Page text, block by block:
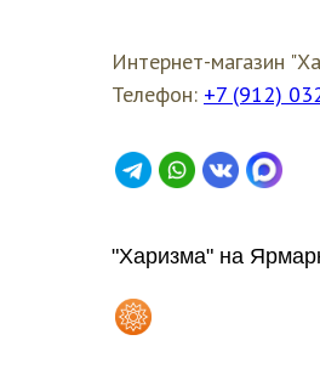
Интернет-магазин
Телефон: +7 (912)
"Харизма" на